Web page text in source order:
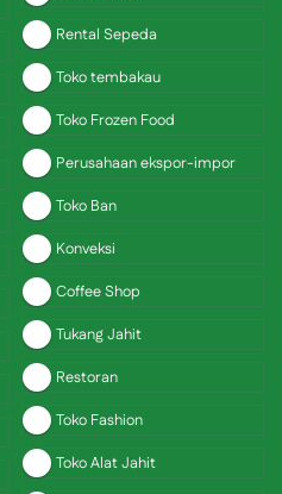
Rental Sepeda
Toko tembakau
Toko Frozen Food
Perusahaan ekspor-impor
Toko Ban
Konveksi
Coffee Shop
Tukang Jahit
Restoran
Toko Fashion
Toko Alat Jahit